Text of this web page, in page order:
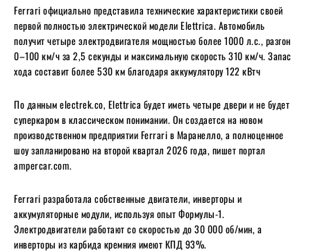
Ferrari официально представила технические характеристики своей
первой полностью электрической модели Elettrica. Автомобиль
получит четыре электродвигателя мощностью более 1000 л.с., разгон
0–100 км/ч за 2,5 секунды и максимальную скорость 310 км/ч. Запас
хода составит более 530 км благодаря аккумулятору 122 кВтч
По данным electrek.co, Elettrica будет иметь четыре двери и не будет
суперкаром в классическом понимании. Он создается на новом
производственном предприятии Ferrari в Маранелло, а полноценное
шоу запланировано на второй квартал 2026 года, пишет портал
ampercar.com.
Ferrari разработала собственные двигатели, инверторы и
аккумуляторные модули, используя опыт Формулы-1.
Электродвигатели работают со скоростью до 30 000 об/мин, а
инверторы из карбида кремния имеют КПД 93%.